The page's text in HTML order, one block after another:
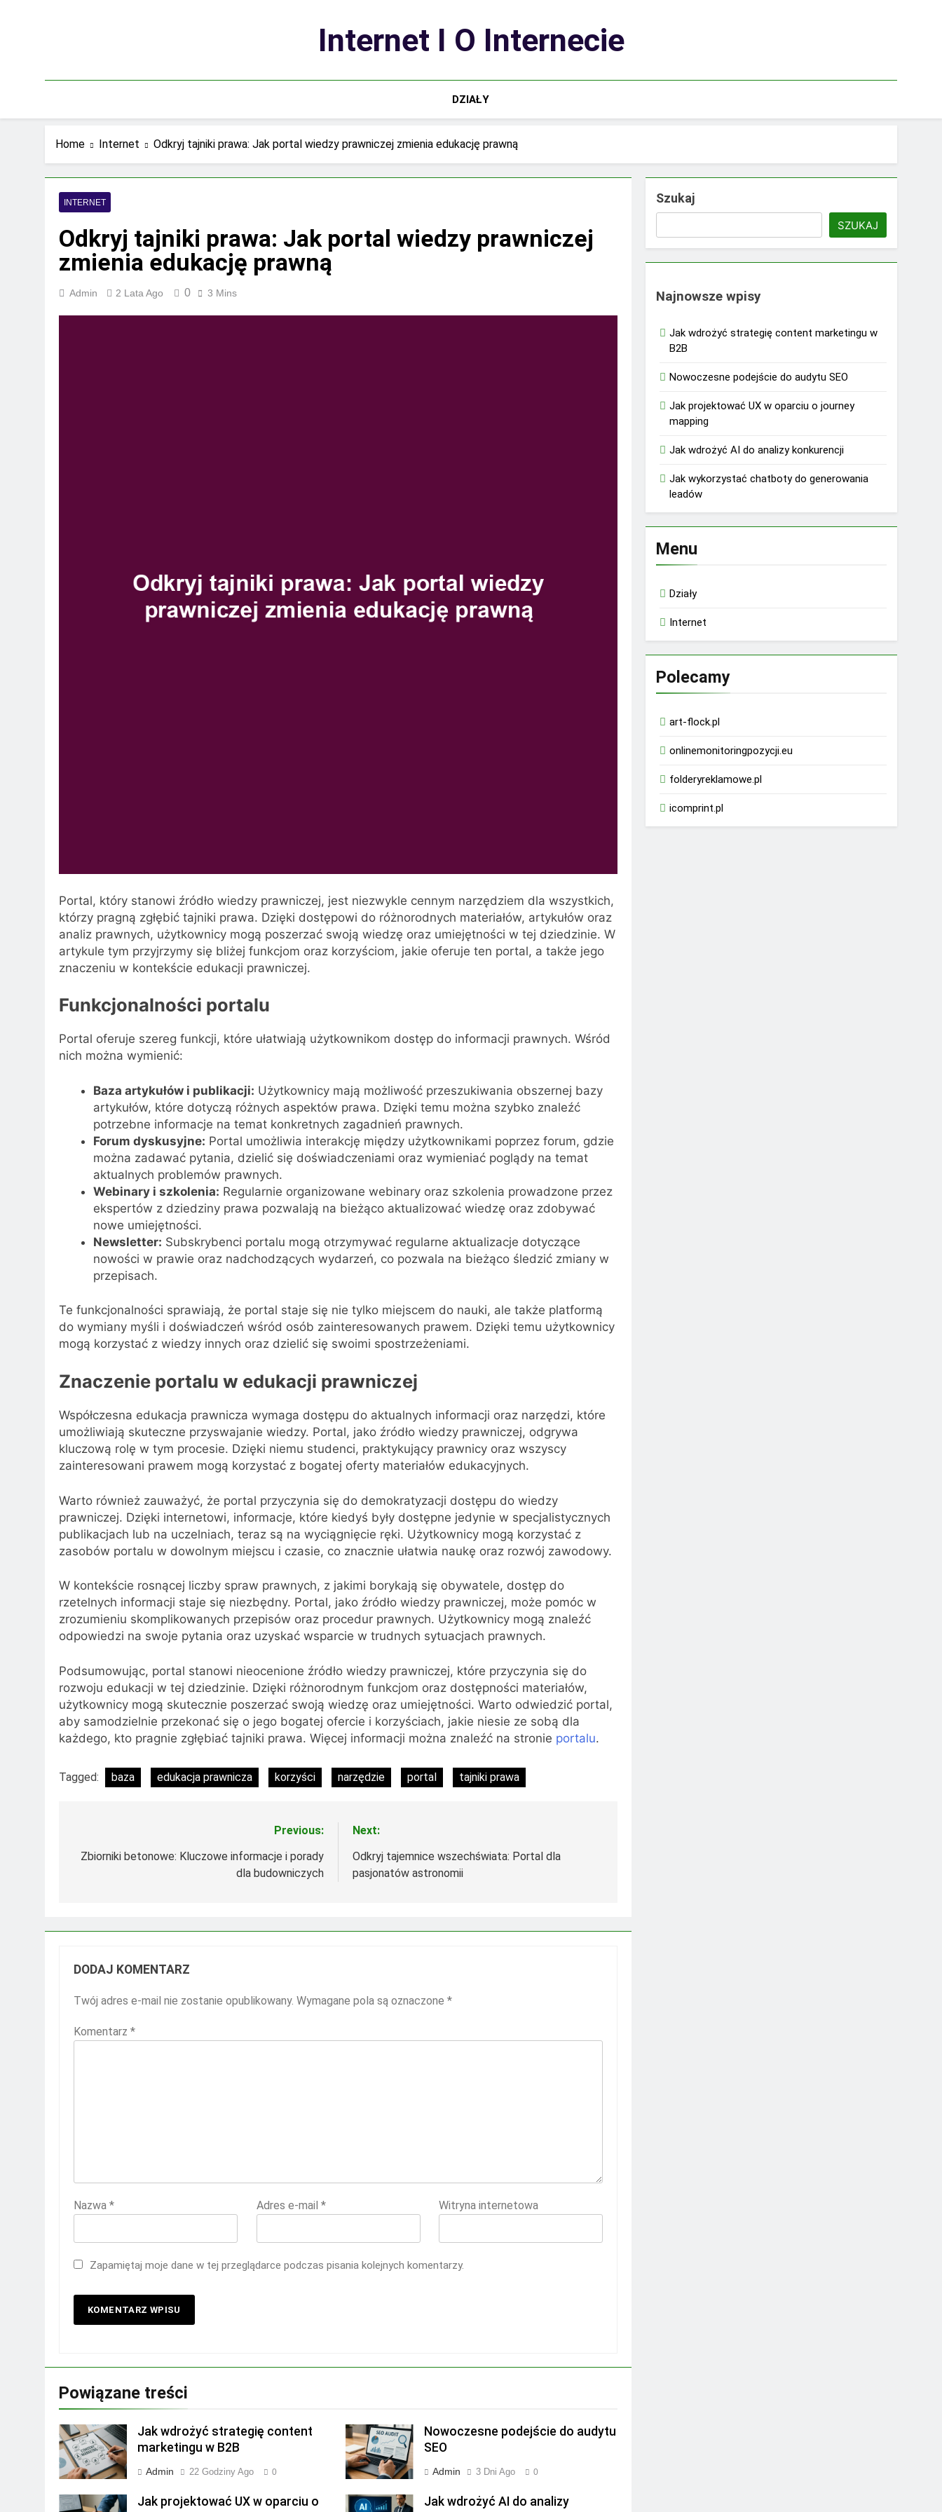
Internet I O Internecie
DZIAŁY
Home Internet Odkryj tajniki prawa: Jak portal wiedzy prawniczej zmienia edukację prawną
INTERNET
Odkryj tajniki prawa: Jak portal wiedzy prawniczej
zmienia edukację prawną
Admin 2 Lata Ago 0 3 Mins
Portal, który stanowi źródło wiedzy prawniczej, jest niezwykle cennym narzędziem dla wszystkich,
którzy pragną zgłębić tajniki prawa. Dzięki dostępowi do różnorodnych materiałów, artykułów oraz
analiz prawnych, użytkownicy mogą poszerzać swoją wiedzę oraz umiejętności w tej dziedzinie. W
artykule tym przyjrzymy się bliżej funkcjom oraz korzyściom, jakie oferuje ten portal, a także jego
znaczeniu w kontekście edukacji prawniczej.
Funkcjonalności portalu
Portal oferuje szereg funkcji, które ułatwiają użytkownikom dostęp do informacji prawnych. Wśród
nich można wymienić:
Baza artykułów i publikacji: Użytkownicy mają możliwość przeszukiwania obszernej bazy
artykułów, które dotyczą różnych aspektów prawa. Dzięki temu można szybko znaleźć
potrzebne informacje na temat konkretnych zagadnień prawnych.
Forum dyskusyjne: Portal umożliwia interakcję między użytkownikami poprzez forum, gdzie
można zadawać pytania, dzielić się doświadczeniami oraz wymieniać poglądy na temat
aktualnych problemów prawnych.
Webinary i szkolenia: Regularnie organizowane webinary oraz szkolenia prowadzone przez
ekspertów z dziedziny prawa pozwalają na bieżąco aktualizować wiedzę oraz zdobywać
nowe umiejętności.
Newsletter: Subskrybenci portalu mogą otrzymywać regularne aktualizacje dotyczące
nowości w prawie oraz nadchodzących wydarzeń, co pozwala na bieżąco śledzić zmiany w
przepisach.
Te funkcjonalności sprawiają, że portal staje się nie tylko miejscem do nauki, ale także platformą
do wymiany myśli i doświadczeń wśród osób zainteresowanych prawem. Dzięki temu użytkownicy
mogą korzystać z wiedzy innych oraz dzielić się swoimi spostrzeżeniami.
Znaczenie portalu w edukacji prawniczej
Współczesna edukacja prawnicza wymaga dostępu do aktualnych informacji oraz narzędzi, które
umożliwiają skuteczne przyswajanie wiedzy. Portal, jako źródło wiedzy prawniczej, odgrywa
kluczową rolę w tym procesie. Dzięki niemu studenci, praktykujący prawnicy oraz wszyscy
zainteresowani prawem mogą korzystać z bogatej oferty materiałów edukacyjnych.
Warto również zauważyć, że portal przyczynia się do demokratyzacji dostępu do wiedzy
prawniczej. Dzięki internetowi, informacje, które kiedyś były dostępne jedynie w specjalistycznych
publikacjach lub na uczelniach, teraz są na wyciągnięcie ręki. Użytkownicy mogą korzystać z
zasobów portalu w dowolnym miejscu i czasie, co znacznie ułatwia naukę oraz rozwój zawodowy.
W kontekście rosnącej liczby spraw prawnych, z jakimi borykają się obywatele, dostęp do
rzetelnych informacji staje się niezbędny. Portal, jako źródło wiedzy prawniczej, może pomóc w
zrozumieniu skomplikowanych przepisów oraz procedur prawnych. Użytkownicy mogą znaleźć
odpowiedzi na swoje pytania oraz uzyskać wsparcie w trudnych sytuacjach prawnych.
Podsumowując, portal stanowi nieocenione źródło wiedzy prawniczej, które przyczynia się do
rozwoju edukacji w tej dziedzinie. Dzięki różnorodnym funkcjom oraz dostępności materiałów,
użytkownicy mogą skutecznie poszerzać swoją wiedzę oraz umiejętności. Warto odwiedzić portal,
aby samodzielnie przekonać się o jego bogatej ofercie i korzyściach, jakie niesie ze sobą dla
każdego, kto pragnie zgłębiać tajniki prawa. Więcej informacji można znaleźć na stronie portalu.
Tagged: baza edukacja prawnicza korzyści narzędzie portal tajniki prawa
wpisu
Previous:
Zbiorniki betonowe: Kluczowe informacje i porady
dla budowniczych
Next:
Odkryj tajemnice wszechświata: Portal dla
pasjonatów astronomii
DODAJ KOMENTARZ
Twój adres e-mail nie zostanie opublikowany. Wymagane pola są oznaczone *
Komentarz *
Nazwa * Adres e-mail * Witryna internetowa
Zapamiętaj moje dane w tej przeglądarce podczas pisania kolejnych komentarzy.
Powiązane treści
Jak wdrożyć strategię content
marketingu w B2B
Admin 22 Godziny Ago 0
Nowoczesne podejście do audytu
SEO
Admin 3 Dni Ago 0
Jak projektować UX w oparciu o
Jak wdrożyć AI do analizy
Szukaj
SZUKAJ
Najnowsze wpisy
Jak wdrożyć strategię content marketingu w
B2B
Nowoczesne podejście do audytu SEO
Jak projektować UX w oparciu o journey
mapping
Jak wdrożyć AI do analizy konkurencji
Jak wykorzystać chatboty do generowania
leadów
Menu
Działy
Internet
Polecamy
art-flock.pl
onlinemonitoringpozycji.eu
folderyreklamowe.pl
icomprint.pl